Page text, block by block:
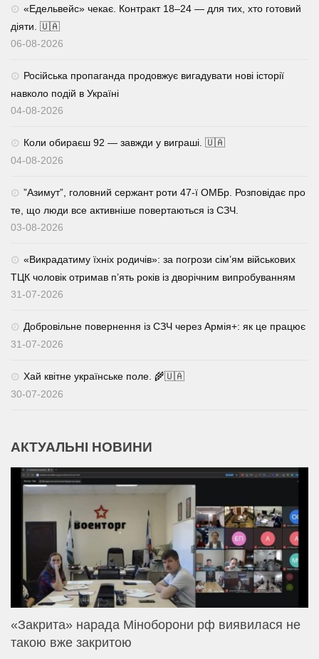
«Едельвейс» чекає. Контракт 18–24 — для тих, хто готовий
діяти. 🇺🇦
06-08-2026
Російська пропаганда продовжує вигадувати нові історії
навколо подій в Україні
04-08-2026
Коли обираєш 92 — завжди у виграші. 🇺🇦
04-08-2026
⁨”Азимут”, головний сержант роти 47-ї ОМБр. Розповідає про
те, що люди все активніше повертаються із СЗЧ.
03-08-2026
«Викрадатиму їхніх родичів»: за погрози сім’ям військових
ТЦК чоловік отримав п’ять років із дворічним випробуванням
31-07-2026
Добровільне повернення із СЗЧ через Армія+: як це працює
31-07-2026
Хай квітне українське поле. 🌾🇺🇦
30-07-2026
АКТУАЛЬНІ НОВИНИ
«Закрита» нарада Міноборони рф виявилася не
такою вже закритою